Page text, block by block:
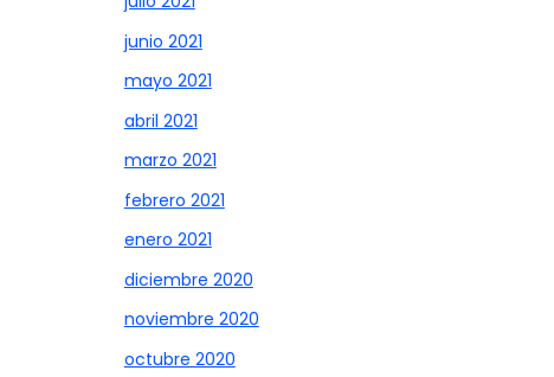
junio 2021
mayo 2021
abril 2021
marzo 2021
febrero 2021
enero 2021
diciembre 2020
noviembre 2020
octubre 2020